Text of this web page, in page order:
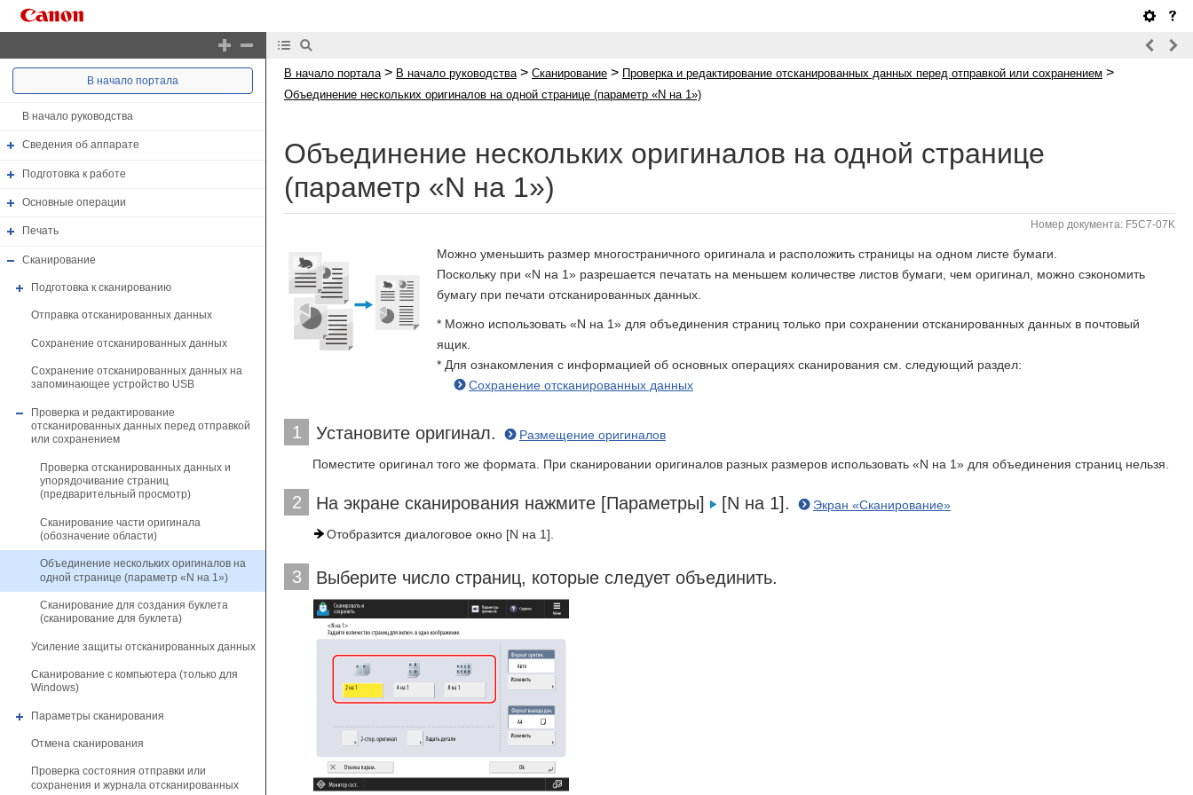
В начало портала
В начало руководства
Сведения об аппарате
Подготовка к работе
Основные операции
Печать
Сканирование
Подготовка к сканированию
Отправка отсканированных данных
Сохранение отсканированных данных
Сохранение отсканированных данных на
запоминающее устройство USB
Проверка и редактирование
отсканированных данных перед отправкой
или сохранением
Проверка отсканированных данных и
упорядочивание страниц
(предварительный просмотр)
Сканирование части оригинала
(обозначение области)
Объединение нескольких оригиналов на
одной странице (параметр «N на 1»)
Сканирование для создания буклета
(сканирование для буклета)
Усиление защиты отсканированных данных
Сканирование с компьютера (только для
Windows)
Параметры сканирования
Отмена сканирования
Проверка состояния отправки или
сохранения и журнала отсканированных
В начало портала > В начало руководства > Сканирование > Проверка и редактирование отсканированных данных перед отправкой или сохранением >
Объединение нескольких оригиналов на одной странице (параметр «N на 1»)
Объединение нескольких оригиналов на одной странице
(параметр «N на 1»)
Номер документа: F5C7-07K
Можно уменьшить размер многостраничного оригинала и расположить страницы на одном листе бумаги.
Поскольку при «N на 1» разрешается печатать на меньшем количестве листов бумаги, чем оригинал, можно сэкономить
бумагу при печати отсканированных данных.
* Можно использовать «N на 1» для объединения страниц только при сохранении отсканированных данных в почтовый
ящик.
* Для ознакомления с информацией об основных операциях сканирования см. следующий раздел:
Сохранение отсканированных данных
1 Установите оригинал. Размещение оригиналов
Поместите оригинал того же формата. При сканировании оригиналов разных размеров использовать «N на 1» для объединения страниц нельзя.
2 На экране сканирования нажмите [Параметры] [N на 1]. Экран «Сканирование»
Отобразится диалоговое окно [N на 1].
3 Выберите число страниц, которые следует объединить.